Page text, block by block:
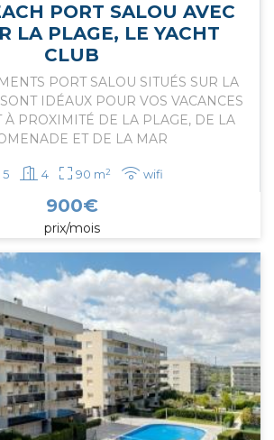
PORT SALOU AVEC
LA PLAGE, LE YACHT
CLUB
PORT SALOU SITUÉS SUR LA
IDÉAUX POUR VOS VACANCES
À PROXIMITÉ DE LA PLAGE, DE LA
ET DE LA MAR
5 4 90 m2 wifi
900€
prix/mois